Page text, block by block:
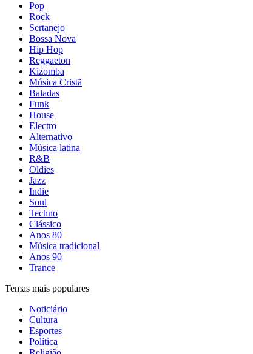
Pop
Rock
Sertanejo
Bossa Nova
Hip Hop
Reggaeton
Kizomba
Música Cristã
Baladas
Funk
House
Electro
Alternativo
Música latina
R&B
Oldies
Jazz
Indie
Soul
Techno
Clássico
Anos 80
Música tradicional
Anos 90
Trance
Temas mais populares
Noticiário
Cultura
Esportes
Política